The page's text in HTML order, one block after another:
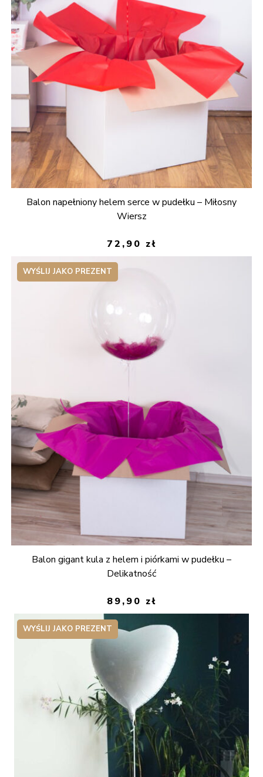
Balon napełniony helem serce w pudełku – Miłosny
Wiersz
72,90 zł
WYŚLIJ JAKO PREZENT
Balon gigant kula z helem i piórkami w pudełku –
Delikatność
89,90 zł
WYŚLIJ JAKO PREZENT